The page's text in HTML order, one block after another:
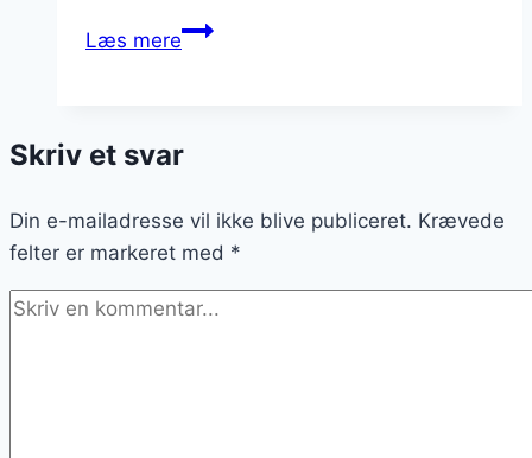
Læs mereBrændende
En
variant
Skriv et svar
Din e-mailadresse vil ikke blive publiceret. Krævede
felter er markeret med *